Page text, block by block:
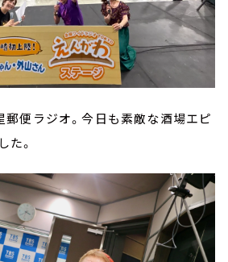
便ラジオ。今日も素敵な酒場エピ
た。